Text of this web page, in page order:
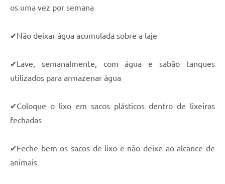
os uma vez por semana
✔Não deixar água acumulada sobre a laje
✔Lave, semanalmente, com água e sabão tanques
utilizados para armazenar água
✔Coloque o lixo em sacos plásticos dentro de lixeiras
fechadas
✔Feche bem os sacos de lixo e não deixe ao alcance de
animais